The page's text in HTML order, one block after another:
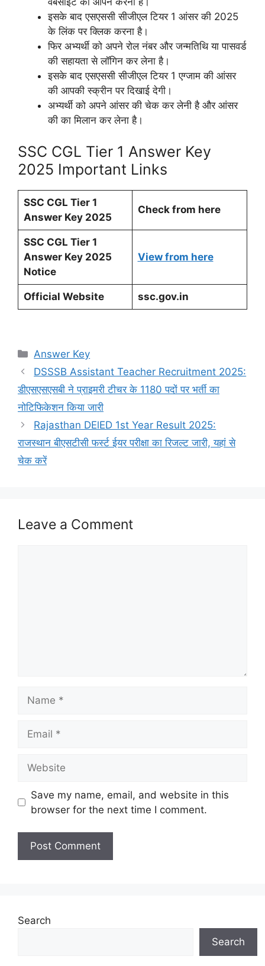
इसके बाद एसएससी सीजीएल टियर 1 आंसर की 2025
के लिंक पर क्लिक करना है।
फिर अभ्यर्थी को अपने रोल नंबर और जन्मतिथि या पासवर्ड
की सहायता से लॉगिन कर लेना है।
इसके बाद एसएससी सीजीएल टियर 1 एग्जाम की आंसर
की आपकी स्क्रीन पर दिखाई देगी।
अभ्यर्थी को अपने आंसर की चेक कर लेनी है और आंसर
की का मिलान कर लेना है।
SSC CGL Tier 1 Answer Key
2025 Important Links
SSC CGL Tier 1
Answer Key 2025
Check from here
SSC CGL Tier 1
Answer Key 2025
Notice
View from here
Official Website ssc.gov.in
Categories
Answer Key
DSSSB Assistant Teacher Recruitment 2025:
डीएसएसएसबी ने प्राइमरी टीचर के 1180 पदों पर भर्ती का
नोटिफिकेशन किया जारी
Rajasthan DElED 1st Year Result 2025:
राजस्थान बीएसटीसी फर्स्ट ईयर परीक्षा का रिजल्ट जारी, यहां से
चेक करें
Leave a Comment
Save my name, email, and website in this
browser for the next time I comment.
Search
Search